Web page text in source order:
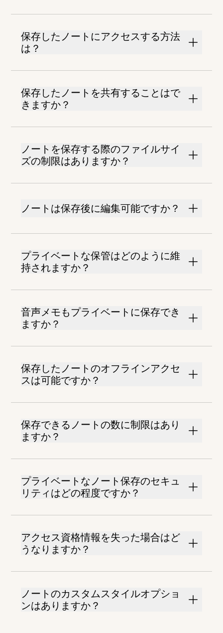
保存したノートにアクセスする方法
は？
保存したノートを共有することはで
きますか？
ノートを保存する際のファイルサイ
ズの制限はありますか？
ノートは保存後に編集可能ですか？
プライベートな保管はどのように維
持されますか？
音声メモもプライベートに保存でき
ますか？
保存したノートのオフラインアクセ
スは可能ですか？
保存できるノートの数に制限はあり
ますか？
プライベートなノート保存のセキュ
リティはどの程度ですか？
アクセス資格情報を失った場合はど
うなりますか？
ノートのカスタムスタイルオプショ
ンはありますか？